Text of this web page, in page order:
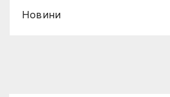
Новини